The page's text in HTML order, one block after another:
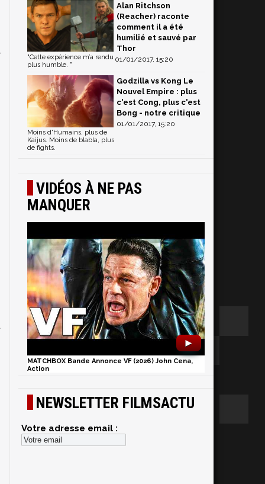
Alan Ritchson
(Reacher) raconte
comment il a été
humilié et sauvé par
Thor
01/01/2017, 15:20
"Cette expérience m’a rendu
plus humble. "
Godzilla vs Kong Le
Nouvel Empire : plus
c'est Cong, plus c'est
Bong - notre critique
01/01/2017, 15:20
Moins d'Humains, plus de
Kaijus. Moins de blabla, plus
de fights.
VIDÉOS À NE PAS
MANQUER
►
MATCHBOX Bande Annonce VF (2026) John Cena,
Action
NEWSLETTER FILMSACTU
Votre adresse email :